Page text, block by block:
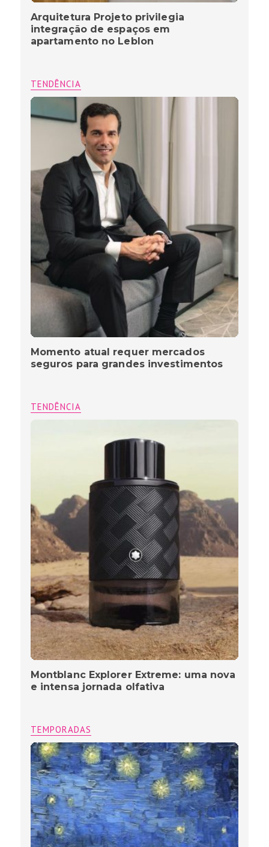
Arquitetura Projeto privilegia
integração de espaços em
apartamento no Leblon
TENDÊNCIA
Momento atual requer mercados
seguros para grandes investimentos
TENDÊNCIA
Montblanc Explorer Extreme: uma nova
e intensa jornada olfativa
TEMPORADAS